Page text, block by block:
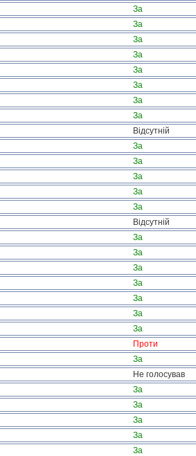
За
За
За
За
За
За
За
За
Відсутній
За
За
За
За
За
Відсутній
За
За
За
За
За
За
За
Проти
За
Не голосував
За
За
За
За
За